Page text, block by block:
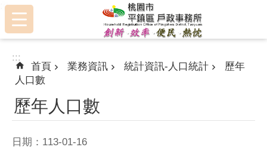
跳到主要內容區塊
:::
:::
首頁 業務資訊 統計資訊-人口統計
歷年
人口數
歷年人口數
日期：113-01-16